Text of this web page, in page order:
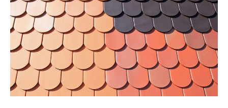
slepote
–
význam
symbolika